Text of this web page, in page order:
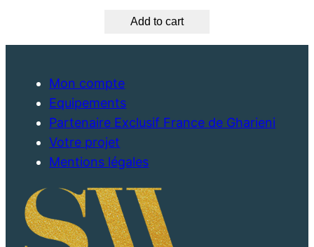
Add to cart
Mon compte
Equipements
Partenaire Exclusif France de Gharieni
Votre projet
Mentions légales